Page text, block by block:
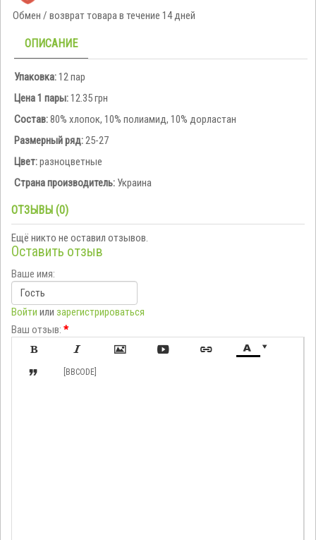
Обмен / возврат товара в течение 14 дней
ОПИСАНИЕ
Упаковка:12 пар
Цена 1 пары:12.35 грн
Состав:80% хлопок, 10% полиамид, 10% дорластан
Размерный ряд: 25-27
Цвет:разноцветные
Страна производитель: Украина
ОТЗЫВЫ (0)
Ещё никто не оставил отзывов.
Оставить отзыв
Ваше имя:
Войти или зарегистрироваться
Ваш отзыв: *

     
 [BBCODE]